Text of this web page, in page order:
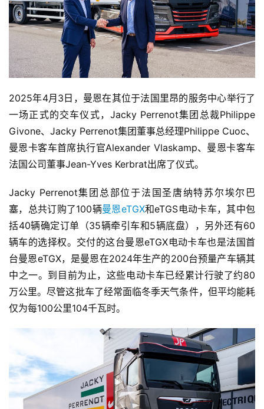
2025年4月3日，曼恩在其位于法国里昂的服务中心举行了
一场正式的交车仪式，Jacky Perrenot集团总裁Philippe
Givone、Jacky Perrenot集团董事总经理Philippe Cuoc、
曼恩卡客车首席执行官Alexander Vlaskamp、曼恩卡客车
法国公司董事Jean-Yves Kerbrat出席了仪式。
Jacky Perrenot集团总部位于法国圣唐纳特苏尔埃尔巴
塞，总共订购了100辆曼恩eTGX和eTGS电动卡车，其中包
括40辆确定订单（35辆牵引车和5辆底盘），另外还有60
辆车的选择权。交付的这台曼恩eTGX电动卡车也是法国首
台曼恩eTGX，是曼恩在2024年生产的200台预量产车辆其
中之一。到目前为止，这些电动卡车已经累计行驶了约80
万公里。尽管这批车了经常面临冬季天气条件，但平均能耗
仅为每100公里104千瓦时。